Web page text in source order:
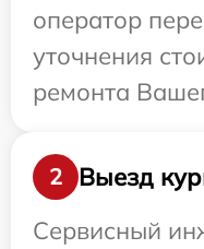
оператор
уточнения
ремонта
2
Выезд
Сервисный